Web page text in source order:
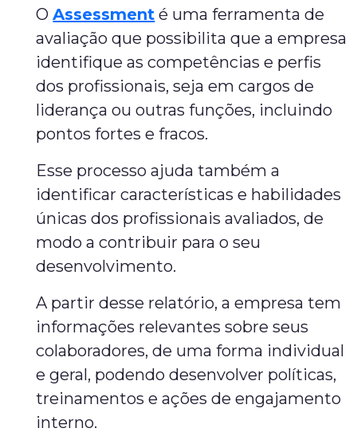
OAssessment é uma ferramenta de
avaliação que possibilita que a empresa
identifique as competências e perfis
dos profissionais, seja em cargos de
liderança ou outras funções, incluindo
pontos fortes e fracos.
Esse processo ajuda também a
identificar características e habilidades
únicas dos profissionais avaliados, de
modo a contribuir para o seu
desenvolvimento.
A partir desse relatório, a empresa tem
informações relevantes sobre seus
colaboradores, de uma forma individual
e geral, podendo desenvolver políticas,
treinamentos e ações de engajamento
interno.